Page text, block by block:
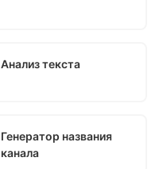
Анализ текста
Генератор названия
канала